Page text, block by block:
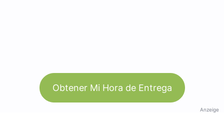
Obtener Mi Hora de Entrega
Anzeige